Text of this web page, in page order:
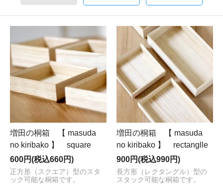
増田の桐箱 【 masuda
no kiribako 】 square
600円(税込660円)
正方形（スクエア）型のスタ
ック可能な桐箱です。
増田の桐箱 【 masuda
no kiribako 】 rectanglle
900円(税込990円)
長方形（レクタングル）型の
スタック可能な桐箱です。